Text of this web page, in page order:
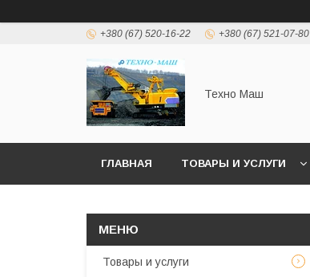
+380 (67) 520-16-22 +380 (67) 521-07-80
Техно Маш
ГЛАВНАЯ ТОВАРЫ И УСЛУГИ
Товары и услуги